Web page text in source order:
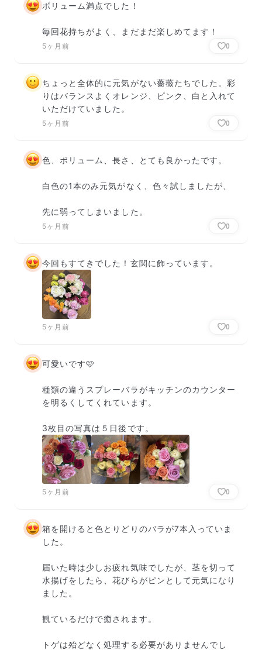
ボリューム満点でした！
毎回花持ちがよく、まだまだ楽しめてます！
5ヶ月前 0
ちょっと全体的に元気がない薔薇たちでした。彩
りはバランスよくオレンジ、ピンク、白と入れて
いただけていました。
5ヶ月前 0
色、ボリューム、長さ、とても良かったです。
白色の1本のみ元気がなく、色々試しましたが、
先に弱ってしまいました。
5ヶ月前 0
今回もすてきでした！玄関に飾っています。
5ヶ月前 0
可愛いです🩷
種類の違うスプレーバラがキッチンのカウンター
を明るくしてくれています。
3枚目の写真は５日後です。
5ヶ月前 0
箱を開けると色とりどりのバラが7本入っていま
した。
届いた時は少しお疲れ気味でしたが、茎を切って
水揚げをしたら、花びらがピンとして元気になり
ました。
観ているだけで癒されます。
トゲは殆どなく処理する必要がありませんでし